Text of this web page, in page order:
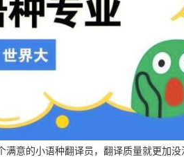
意的小语种翻译员，翻译质量就更加